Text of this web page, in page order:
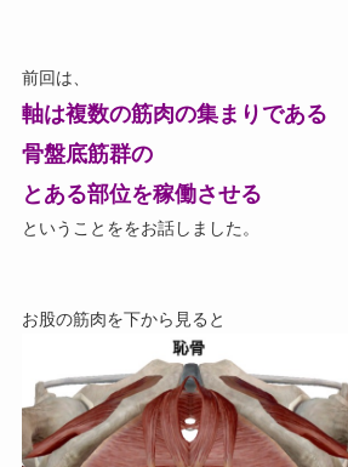
前回は、
軸は複数の筋肉の集まりである
骨盤底筋群の
とある部位を稼働させる
ということををお話しました。
お股の筋肉を下から見ると